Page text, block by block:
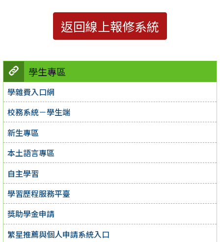
學生專區
學雜費入口網
校務系統－學生端
新生專區
本土語言專區
自主學習
學習歷程服務平臺
獎助學金申請
繁星推薦與個人申請系統入口
返回線上報修系統